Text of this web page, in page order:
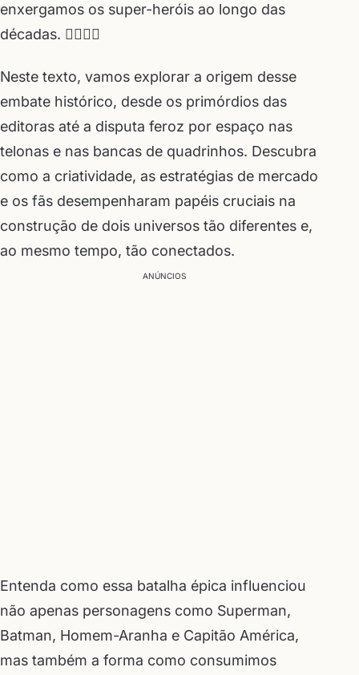
enxergamos os super-heróis ao longo das
décadas. 🦸‍♂️🦸‍♀️
Neste texto, vamos explorar a origem desse
embate histórico, desde os primórdios das
editoras até a disputa feroz por espaço nas
telonas e nas bancas de quadrinhos. Descubra
como a criatividade, as estratégias de mercado
e os fãs desempenharam papéis cruciais na
construção de dois universos tão diferentes e,
ao mesmo tempo, tão conectados.
ANÚNCIOS
Entenda como essa batalha épica influenciou
não apenas personagens como Superman,
Batman, Homem-Aranha e Capitão América,
mas também a forma como consumimos